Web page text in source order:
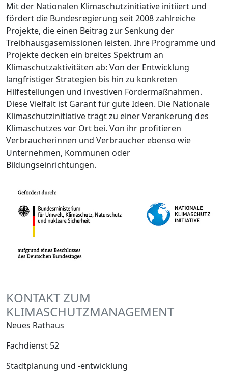
Mit der Nationalen Klimaschutzinitiative initiiert und
fördert die Bundesregierung seit 2008 zahlreiche
Projekte, die einen Beitrag zur Senkung der
Treibhausgasemissionen leisten. Ihre Programme und
Projekte decken ein breites Spektrum an
Klimaschutzaktivitäten ab: Von der Entwicklung
langfristiger Strategien bis hin zu konkreten
Hilfestellungen und investiven Fördermaßnahmen.
Diese Vielfalt ist Garant für gute Ideen. Die Nationale
Klimaschutzinitiative trägt zu einer Verankerung des
Klimaschutzes vor Ort bei. Von ihr profitieren
Verbraucherinnen und Verbraucher ebenso wie
Unternehmen, Kommunen oder
Bildungseinrichtungen.
KONTAKT ZUM
KLIMASCHUTZMANAGEMENT
Neues Rathaus
Fachdienst 52
Stadtplanung und -entwicklung